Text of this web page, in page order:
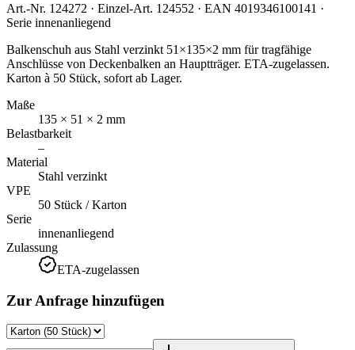
Art.-Nr. 124272 · Einzel-Art. 124552 · EAN 4019346100141 ·
Serie innenanliegend
Balkenschuh aus Stahl verzinkt 51×135×2 mm für tragfähige
Anschlüsse von Deckenbalken an Hauptträger. ETA-zugelassen.
Karton à 50 Stück, sofort ab Lager.
Maße
135 × 51 × 2 mm
Belastbarkeit
–
Material
Stahl verzinkt
VPE
50 Stück / Karton
Serie
innenanliegend
Zulassung
ETA-zugelassen
Zur Anfrage hinzufügen